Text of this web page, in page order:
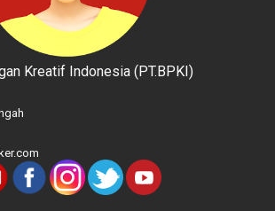
Kreatif Indonesia (PT.BPKI)